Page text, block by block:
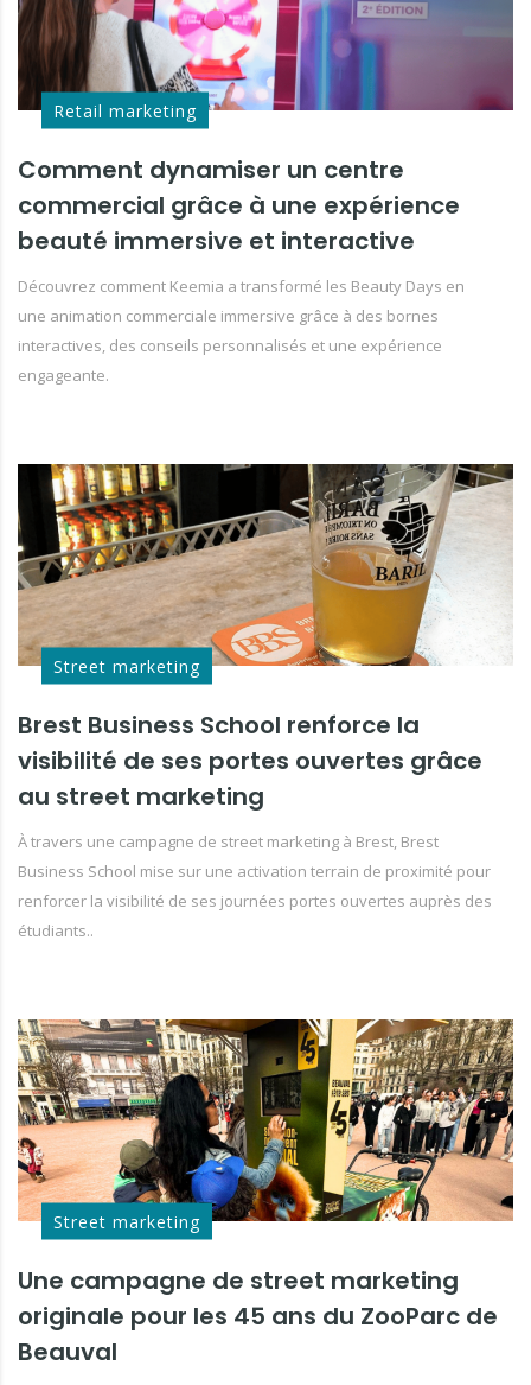
Retail marketing
Comment dynamiser un centre
commercial grâce à une expérience
beauté immersive et interactive
Découvrez comment Keemia a transformé les Beauty Days en
une animation commerciale immersive grâce à des bornes
interactives, des conseils personnalisés et une expérience
engageante.
Street marketing
Brest Business School renforce la
visibilité de ses portes ouvertes grâce
au street marketing
À travers une campagne de street marketing à Brest, Brest
Business School mise sur une activation terrain de proximité pour
renforcer la visibilité de ses journées portes ouvertes auprès des
étudiants..
Street marketing
Une campagne de street marketing
originale pour les 45 ans du ZooParc de
Beauval